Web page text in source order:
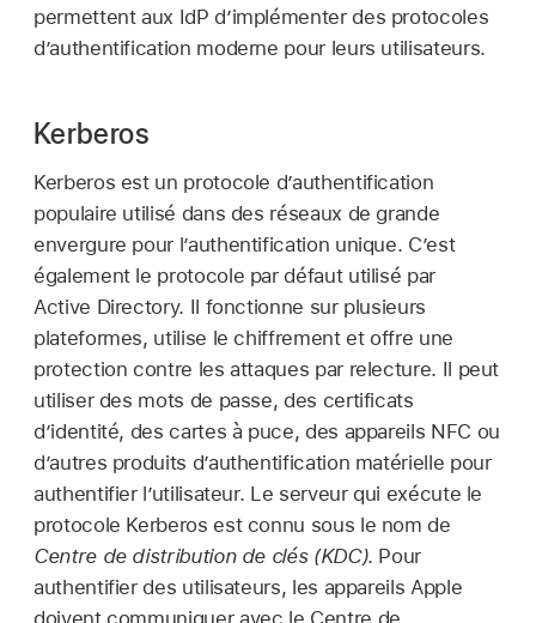
permettent aux IdP d’implémenter des protocoles
d’authentification moderne pour leurs utilisateurs.
Kerberos
Kerberos est un protocole d’authentification
populaire utilisé dans des réseaux de grande
envergure pour l’authentification unique. C’est
également le protocole par défaut utilisé par
Active Directory. Il fonctionne sur plusieurs
plateformes, utilise le chiffrement et offre une
protection contre les attaques par relecture. Il peut
utiliser des mots de passe, des certificats
dʼidentité, des cartes à puce, des appareils NFC ou
d’autres produits d’authentification matérielle pour
authentifier lʼutilisateur. Le serveur qui exécute le
protocole Kerberos est connu sous le nom de
Centre de distribution de clés (KDC). Pour
authentifier des utilisateurs, les appareils Apple
doivent communiquer avec le Centre de